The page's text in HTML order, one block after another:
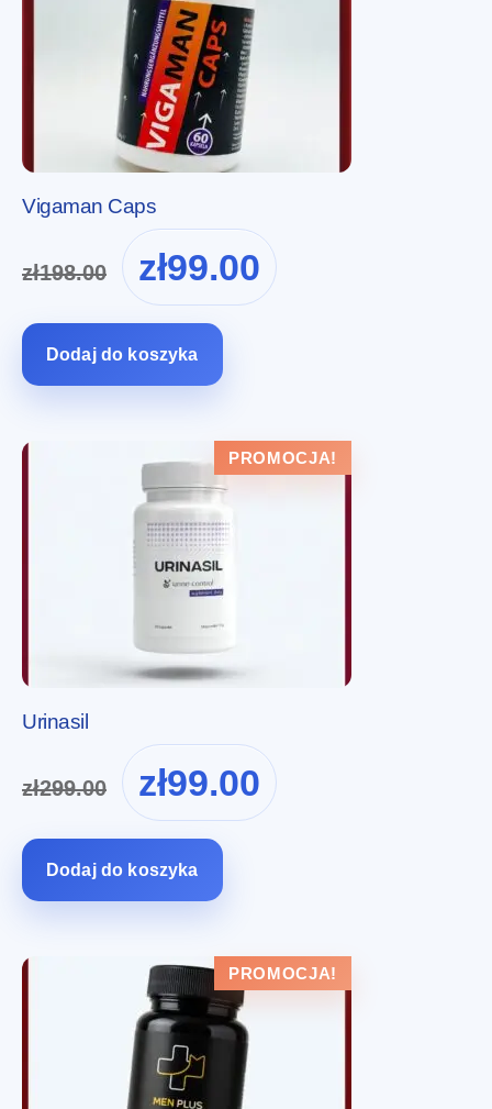
Vigaman Caps
zł198.00
Pierwotna
cena
wynosiła:
zł99.00
cena
Dodaj do koszyka
PROMOCJA!
Urinasil
zł299.00
Pierwotna
cena
wynosiła:
zł99.00
cena
Dodaj do koszyka
PROMOCJA!